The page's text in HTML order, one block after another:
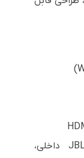
ویژگی‌ها: طراحی مینی، بلندگوی JBL داخلی،